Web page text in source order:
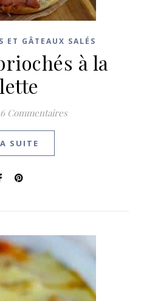
ET GÂTEAUX SALÉS
à la
6 Commentaires
SUITE